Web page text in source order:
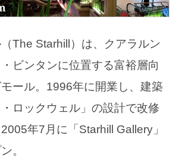
The Starhill）は、クアラルン
ビンタンに位置する富裕層向
ール。1996年に開業し、建築
ロックウェル」の設計で改修
年7月に「Starhill Gallery」
。